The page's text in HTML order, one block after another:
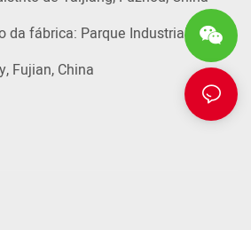
da fábrica: Parque Industrial, Tiehu,
Fujian, China